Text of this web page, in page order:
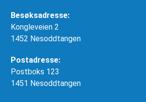
Besøksadresse:
Kongleveien 2
1452 Nesoddtangen
Postadresse:
Postboks 123
1451 Nesoddtangen